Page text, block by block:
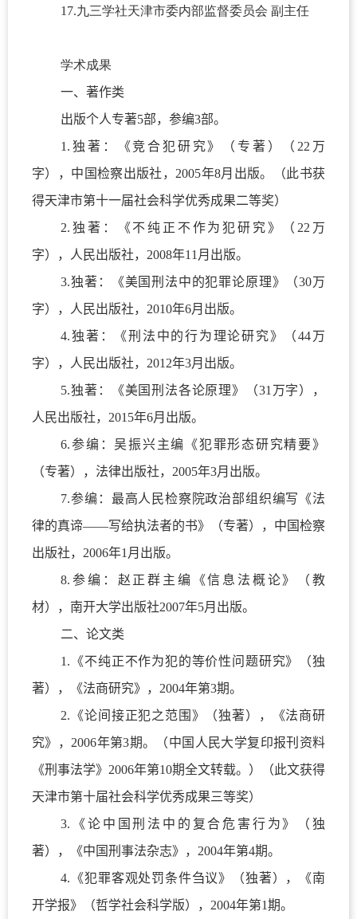
17.九三学社天津市委内部监督委员会 副主任
学术成果
一、著作类
出版个人专著5部，参编3部。
1. 独著：《竞合犯研究》（专著）（ 22 万
字），中国检察出版社， 2005年8月出版。（此书获
得天津市第十一届社会科学优秀成果二等奖）
2. 独著：《不纯正不作为犯研究》（ 22 万
字），人民出版社， 2008年11 月出版。
3.独著：《美国刑法中的犯罪论原理》（30万
字），人民出版社， 2010年6月出版。
4.独著：《刑法中的行为理论研究》（44万
字），人民出版社， 2012年3月出版。
5.独著：《美国刑法各论原理》（31 万字），
人民出版社， 2015年6月出版。
6.参编：吴振兴主编《犯罪形态研究精要》
（专著），法律出版社， 2005年3月出版。
7.参编：最高人民检察院政治部组织编写《法
律的真谛——写给执法者的书》（专著），中国检察
出版社， 2006年1 月出版。
8. 参编：赵正群主编《信息法概论》（教
材），南开大学出版社2007年5月出版。
二、论文类
1. 《不纯正不作为犯的等价性问题研究》（独
著），《法商研究》， 2004年第3期。
2. 《论间接正犯之范围》（独著），《法商研
究》， 2006年第3期。（中国人民大学复印报刊资料
《刑事法学》 2006年第10期全文转载。）（此文获得
天津市第十届社会科学优秀成果三等奖）
3. 《论中国刑法中的复合危害行为》（独
著），《中国刑事法杂志》， 2004年第4期。
4. 《犯罪客观处罚条件刍议》（独著），《南
开学报》（哲学社会科学版）， 2004年第1期。